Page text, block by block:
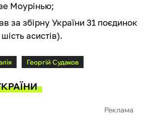
Моурінью;
за збірну України 31 поєдинок
асистів).
Георгій Судаков
Реклама